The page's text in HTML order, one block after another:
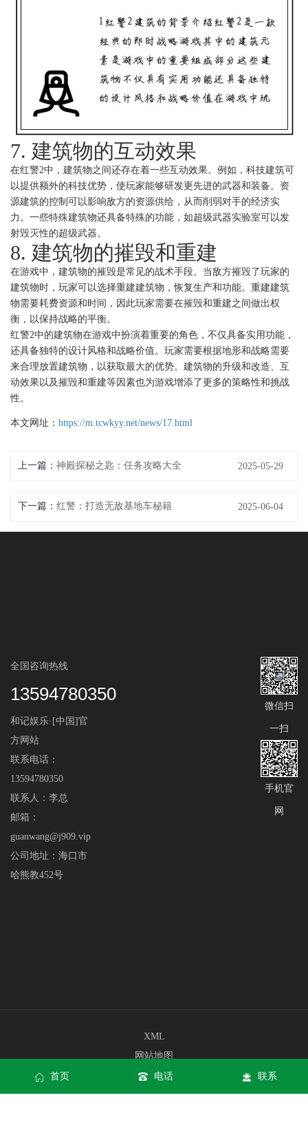
7. 建筑物的互动效果
在红警2中，建筑物之间还存在着一些互动效果。例如，科技建筑可
以提供额外的科技优势，使玩家能够研发更先进的武器和装备。资
源建筑的控制可以影响敌方的资源供给，从而削弱对手的经济实
力。一些特殊建筑物还具备特殊的功能，如超级武器实验室可以发
射毁灭性的超级武器。
8. 建筑物的摧毁和重建
在游戏中，建筑物的摧毁是常见的战术手段。当敌方摧毁了玩家的
建筑物时，玩家可以选择重建建筑物，恢复生产和功能。重建建筑
物需要耗费资源和时间，因此玩家需要在摧毁和重建之间做出权
衡，以保持战略的平衡。
红警2中的建筑物在游戏中扮演着重要的角色，不仅具备实用功能，
还具备独特的设计风格和战略价值。玩家需要根据地形和战略需要
来合理放置建筑物，以获取最大的优势。建筑物的升级和改造、互
动效果以及摧毁和重建等因素也为游戏增添了更多的策略性和挑战
性。
本文网址： https://m.tcwkyy.net/news/17.html
上一篇： 神殿探秘之匙：任务攻略大全 2025-05-29
下一篇： 红警：打造无敌基地车秘籍 2025-06-04
全国咨询热线
13594780350
和记娱乐·[中国]官
方网站
联系电话：
13594780350
联系人：李总
邮箱：
guanwang@j909.vip
公司地址：海口市
哈熊教452号
微信扫
一扫
手机官
网
XML
网站地图
网站地图
和记娱乐app官方网站网页版
首页 电话 联系